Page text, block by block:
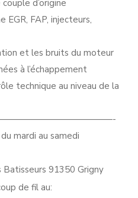
d’origine
EGR, FAP, injecteurs,
et les bruits du moteur
à l’échappement
technique au niveau de la
mardi au samedi
91350 Grigny
de fil au: